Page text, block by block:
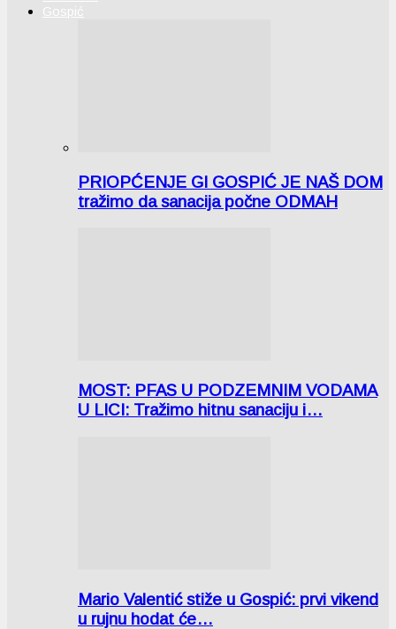
Gospić
PRIOPĆENJE GI GOSPIĆ JE NAŠ DOM
tražimo da sanacija počne ODMAH
MOST: PFAS U PODZEMNIM VODAMA
U LICI: Tražimo hitnu sanaciju i…
Mario Valentić stiže u Gospić: prvi vikend
u rujnu hodat će…